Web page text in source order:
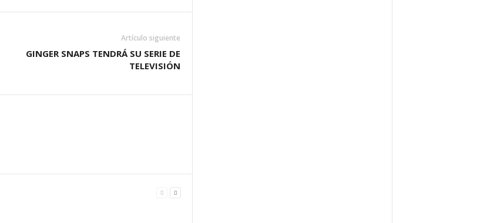
Artículo siguiente
GINGER SNAPS TENDRÁ SU SERIE DE
TELEVISIÓN